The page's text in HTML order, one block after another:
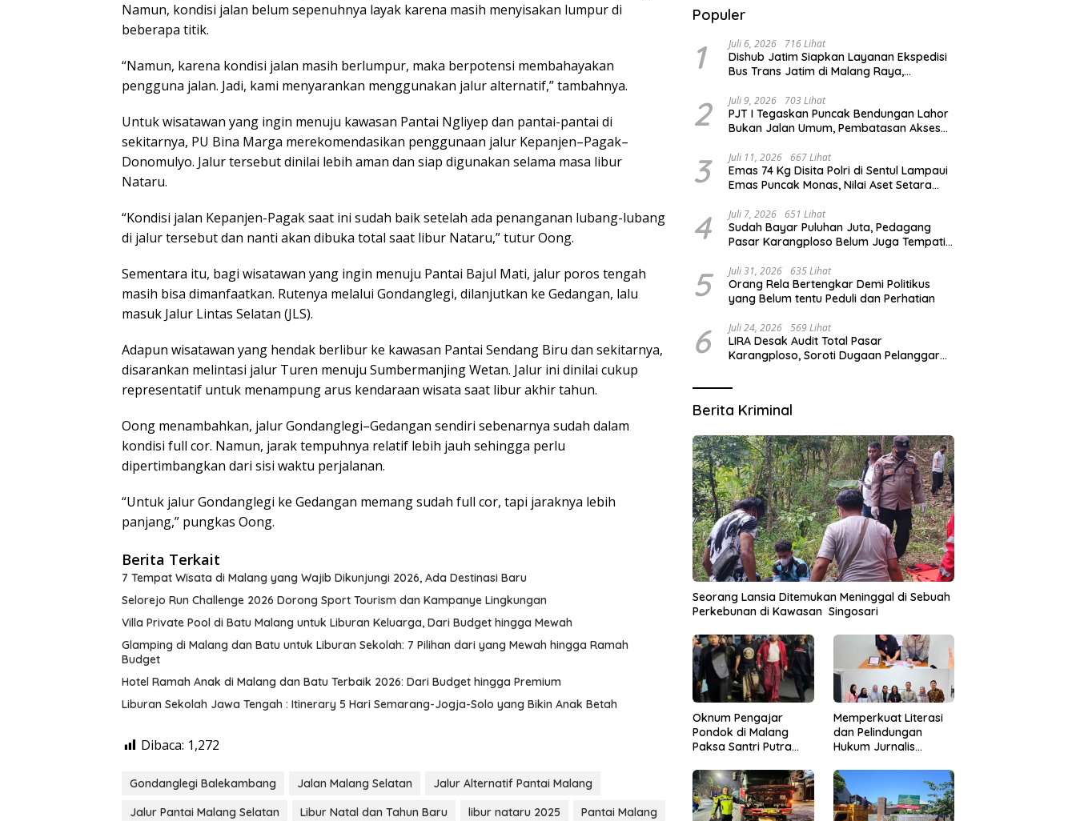
Namun, kondisi jalan belum sepenuhnya layak karena masih menyisakan lumpur di
beberapa titik.
“Namun, karena kondisi jalan masih berlumpur, maka berpotensi membahayakan
pengguna jalan. Jadi, kami menyarankan menggunakan jalur alternatif,” tambahnya.
Untuk wisatawan yang ingin menuju kawasan Pantai Ngliyep dan pantai-pantai di
sekitarnya, PU Bina Marga merekomendasikan penggunaan jalur Kepanjen–Pagak–
Donomulyo. Jalur tersebut dinilai lebih aman dan siap digunakan selama masa libur
Nataru.
“Kondisi jalan Kepanjen-Pagak saat ini sudah baik setelah ada penanganan lubang-lubang
di jalur tersebut dan nanti akan dibuka total saat libur Nataru,” tutur Oong.
Sementara itu, bagi wisatawan yang ingin menuju Pantai Bajul Mati, jalur poros tengah
masih bisa dimanfaatkan. Rutenya melalui Gondanglegi, dilanjutkan ke Gedangan, lalu
masuk Jalur Lintas Selatan (JLS).
Adapun wisatawan yang hendak berlibur ke kawasan Pantai Sendang Biru dan sekitarnya,
disarankan melintasi jalur Turen menuju Sumbermanjing Wetan. Jalur ini dinilai cukup
representatif untuk menampung arus kendaraan wisata saat libur akhir tahun.
Oong menambahkan, jalur Gondanglegi–Gedangan sendiri sebenarnya sudah dalam
kondisi full cor. Namun, jarak tempuhnya relatif lebih jauh sehingga perlu
dipertimbangkan dari sisi waktu perjalanan.
“Untuk jalur Gondanglegi ke Gedangan memang sudah full cor, tapi jaraknya lebih
panjang,” pungkas Oong.
Berita Terkait
7 Tempat Wisata di Malang yang Wajib Dikunjungi 2026, Ada Destinasi Baru
Selorejo Run Challenge 2026 Dorong Sport Tourism dan Kampanye Lingkungan
Villa Private Pool di Batu Malang untuk Liburan Keluarga, Dari Budget hingga Mewah
Glamping di Malang dan Batu untuk Liburan Sekolah: 7 Pilihan dari yang Mewah hingga Ramah
Budget
Hotel Ramah Anak di Malang dan Batu Terbaik 2026: Dari Budget hingga Premium
Liburan Sekolah Jawa Tengah : Itinerary 5 Hari Semarang-Jogja-Solo yang Bikin Anak Betah
Dibaca: 1,272
Gondanglegi Balekambang Jalan Malang Selatan
Jalur Alternatif Pantai Malang
Jalur Pantai Malang Selatan
Libur Natal dan Tahun Baru libur nataru 2025
Pantai Malang
Populer
1 Juli 6, 2026 716 Lihat
Dishub Jatim Siapkan Layanan Ekspedisi
Bus Trans Jatim di Malang Raya,
2 Juli 9, 2026 703 Lihat
PJT I Tegaskan Puncak Bendungan Lahor
Bukan Jalan Umum, Pembatasan Akses
3 Juli 11, 2026 667 Lihat
Emas 74 Kg Disita Polri di Sentul Lampaui
Emas Puncak Monas, Nilai Aset Setara
4 Juli 7, 2026 651 Lihat
Sudah Bayar Puluhan Juta, Pedagang
Pasar Karangploso Belum Juga Tempati
5 Juli 31, 2026 635 Lihat
Orang Rela Bertengkar Demi Politikus
yang Belum tentu Peduli dan Perhatian
6 Juli 24, 2026 569 Lihat
LIRA Desak Audit Total Pasar
Karangploso, Soroti Dugaan Pelanggaran
Berita Kriminal
Seorang Lansia Ditemukan Meninggal di Sebuah
Perkebunan di Kawasan Singosari
Oknum Pengajar
Pondok di Malang
Paksa Santri Putra
Memperkuat Literasi
dan Pelindungan
Hukum Jurnalis
Hukumonline
Menyediakan Layanan
AI Gratis